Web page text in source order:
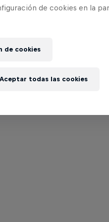
de cookies en la
de cookies
Aceptar todas las cookies